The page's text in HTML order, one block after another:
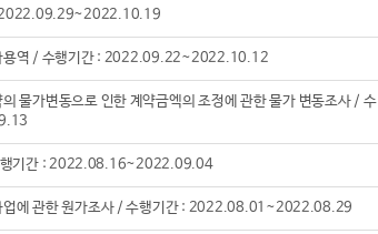
2022.09.29~2022.10.19
용역​​​​​ / 수행기간 : 2022.09.22~2022.10.12
물가변동으로 인한 계약금엑의 조정에 관한 물가 변동조사​​​​ / 수
행기간 : 2022.08.16~2022.09.04
업에 관한 원가조사​​ / 수행기간 : 2022.08.01~2022.08.29